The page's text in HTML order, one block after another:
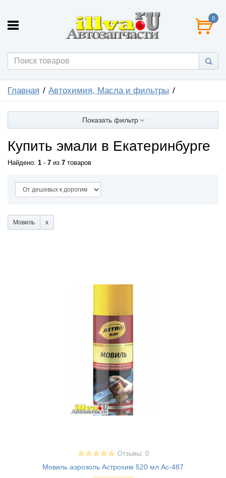
0
Главная Автохимия, Масла и фильтры
Показать фильтр
Купить эмали в Екатеринбурге
Найдено: 1 - 7 из 7 товаров
Мовиль
Отзывы: 0
Мовиль аэрозоль Астрохим 520 мл Ас-487